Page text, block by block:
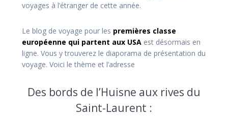
voyages à l’étranger de cette année.
Le blog de voyage pour les premières classe
européenne qui partent aux USA est désormais en
ligne. Vous y trouverez le diaporama de présentation du
voyage. Voici le thème et l’adresse
Des bords de l’Huisne aux rives du
Saint-Laurent :